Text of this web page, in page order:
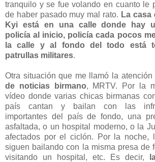
tranquilo y se fue volando en cuanto le
de haber pasado muy mal rato. La casa
Kyi está en una calle donde hay
policía al inicio, policía cada pocos
la calle y al fondo del todo está
patrullas militares.
Otra situación que me llamó la
de noticias birmano, MRTV. Por la
vídeo donde varias chicas birmanas
país cantan y bailan con las
importantes del país de fondo, una
asfaltada, o un hospital moderno, o la
afectados por el ciclón. Por la noche,
siguen bailando con la misma presa de
visitando un hospital, etc. Es decir,